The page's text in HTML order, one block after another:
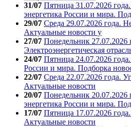
31/07 Пятница 31.07.2026
энергетика России и мира.
29/07 Среда 29.07.2026 года.
Актуальные новости у
27/07 Понедельник 27.07.2026
Электроэнергетическая
24/07 Пятница 24.07.2026
России и мира. Подборка
22/07 Среда 22.07.2026 года.
Актуальные новости
20/07 Понедельник 20.07.2026
энергетика России и мира.
17/07 Пятница 17.07.2026
Актуальные новости